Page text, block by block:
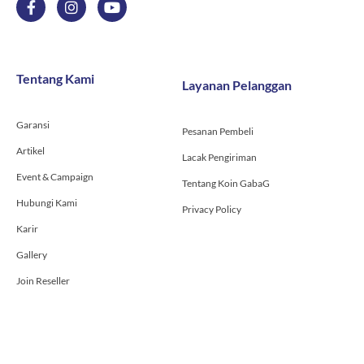
a
o
f
n
g
r
o
Tentang Kami
Garansi
Artikel
Event & Campaign
Hubungi Kami
Karir
Gallery
Join Reseller
Layanan Pelanggan
Pesanan Pembeli
Lacak Pengiriman
Tentang Koin GabaG
Privacy Policy